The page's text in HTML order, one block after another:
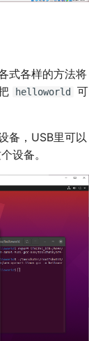
式各样的方法将
helloworld
可
备，USB里可以
设备。